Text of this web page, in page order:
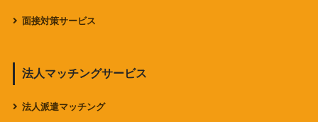
面接対策サービス
法人マッチングサービス
法人派遣マッチング